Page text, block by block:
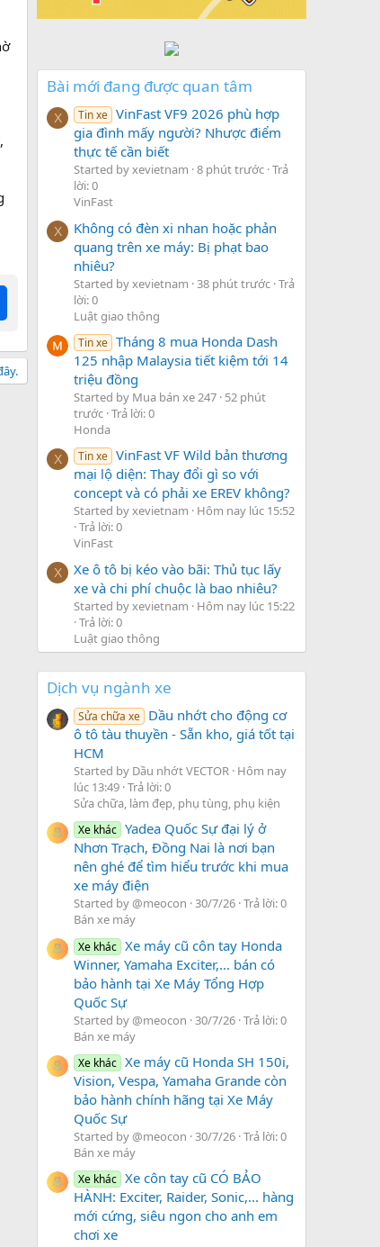
Bài mới đang được quan tâm
X Tin xe VinFast VF9 2026 phù hợp
gia đình mấy người? Nhược điểm
thực tế cần biết
Started by xevietnam 8 phút trước Trả
lời: 0
VinFast
X
Không có đèn xi nhan hoặc phản
quang trên xe máy: Bị phạt bao
nhiêu?
Started by xevietnam 38 phút trước Trả
lời: 0
Luật giao thông
Tin xe Tháng 8 mua Honda Dash
125 nhập Malaysia tiết kiệm tới 14
triệu đồng
Started by Mua bán xe 247 52 phút
trước Trả lời: 0
Honda
X Tin xe VinFast VF Wild bản thương
mại lộ diện: Thay đổi gì so với
concept và có phải xe EREV không?
Started by xevietnam
Hôm nay lúc 15:52
Trả lời: 0
VinFast
X
Xe ô tô bị kéo vào bãi: Thủ tục lấy
xe và chi phí chuộc là bao nhiêu?
Started by xevietnam
Hôm nay lúc 15:22
Trả lời: 0
Luật giao thông
Dịch vụ ngành xe
Sửa chữa xe Dầu nhớt cho động cơ
ô tô tàu thuyền - Sẵn kho, giá tốt tại
HCM
Started by Dầu nhớt VECTOR Hôm nay
lúc 13:49 Trả lời: 0
Sửa chữa, làm đẹp, phụ tùng, phụ kiện
Xe khác Yadea Quốc Sự đại lý ở
Nhơn Trạch, Đồng Nai là nơi bạn
nên ghé để tìm hiểu trước khi mua
xe máy điện
Started by @meocon 30/7/26 Trả lời: 0
Bán xe máy
Xe khác Xe máy cũ côn tay Honda
Winner, Yamaha Exciter,... bán có
bảo hành tại Xe Máy Tổng Hợp
Quốc Sự
Started by @meocon 30/7/26 Trả lời: 0
Bán xe máy
Xe khác Xe máy cũ Honda SH 150i,
Vision, Vespa, Yamaha Grande còn
bảo hành chính hãng tại Xe Máy
Quốc Sự
Started by @meocon 30/7/26 Trả lời: 0
Bán xe máy
Xe khác Xe côn tay cũ CÓ BẢO
HÀNH: Exciter, Raider, Sonic,... hàng
mới cứng, siêu ngon cho anh em
chơi xe